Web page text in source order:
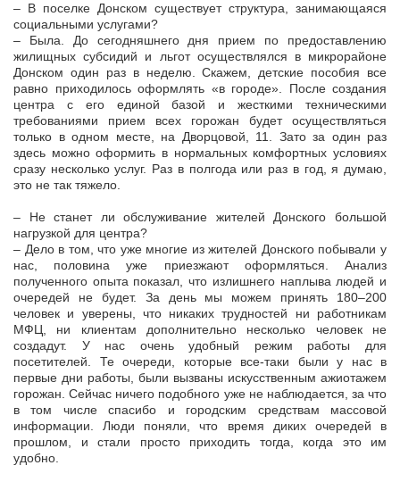
– В поселке Донском существует структура, занимающаяся
социальными услугами?
– Была. До сегодняшнего дня прием по предоставлению
жилищных субсидий и льгот осуществлялся в микрорайоне
Донском один раз в неделю. Скажем, детские пособия все
равно приходилось оформлять «в городе». После создания
центра с его единой базой и жесткими техническими
требованиями прием всех горожан будет осуществляться
только в одном месте, на Дворцовой, 11. Зато за один раз
здесь можно оформить в нормальных комфортных условиях
сразу несколько услуг. Раз в полгода или раз в год, я думаю,
это не так тяжело.
– Не станет ли обслуживание жителей Донского большой
нагрузкой для центра?
– Дело в том, что уже многие из жителей Донского побывали у
нас, половина уже приезжают оформляться. Анализ
полученного опыта показал, что излишнего наплыва людей и
очередей не будет. За день мы можем принять 180–200
человек и уверены, что никаких трудностей ни работникам
МФЦ, ни клиентам дополнительно несколько человек не
создадут. У нас очень удобный режим работы для
посетителей. Те очереди, которые все-таки были у нас в
первые дни работы, были вызваны искусственным ажиотажем
горожан. Сейчас ничего подобного уже не наблюдается, за что
в том числе спасибо и городским средствам массовой
информации. Люди поняли, что время диких очередей в
прошлом, и стали просто приходить тогда, когда это им
удобно.